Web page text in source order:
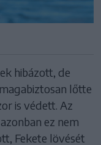
hibázott, de
lőtte
is védett. Az
ez nem
Fekete lövését